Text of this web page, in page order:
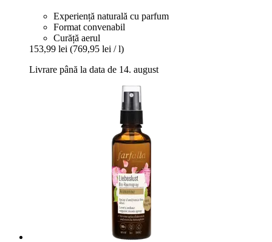
Experiență naturală cu parfum
Format convenabil
Curăță aerul
153,99 lei (769,95 lei / l)
Livrare până la data de 14. august